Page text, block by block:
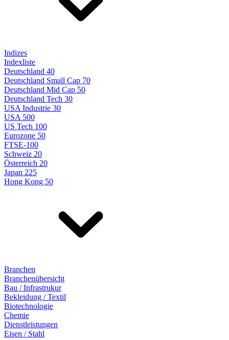
Indizes
Indexliste
Deutschland 40
Deutschland Small Cap 70
Deutschland Mid Cap 50
Deutschland Tech 30
USA Industrie 30
USA 500
US Tech 100
Eurozone 50
FTSE-100
Schweiz 20
Österreich 20
Japan 225
Hong Kong 50
Branchen
Branchenübersicht
Bau / Infrastrukur
Bekleidung / Textil
Biotechnologie
Chemie
Dienstleistungen
Eisen / Stahl